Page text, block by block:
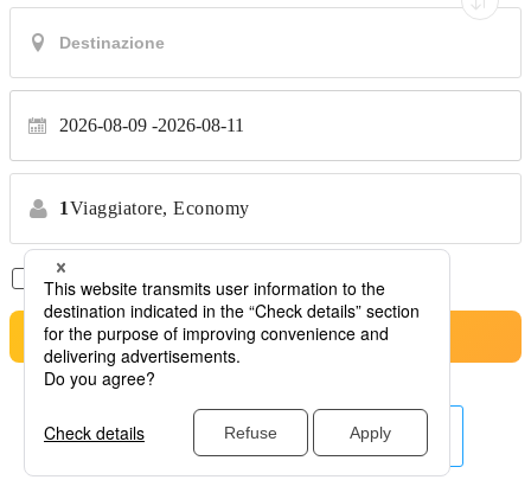
2026-08-09 2026-08-11
1Viaggiatore, Economy
Solo Voli Diretti *Nessun trasferimento
Cerca
Altre linee aeree qui.